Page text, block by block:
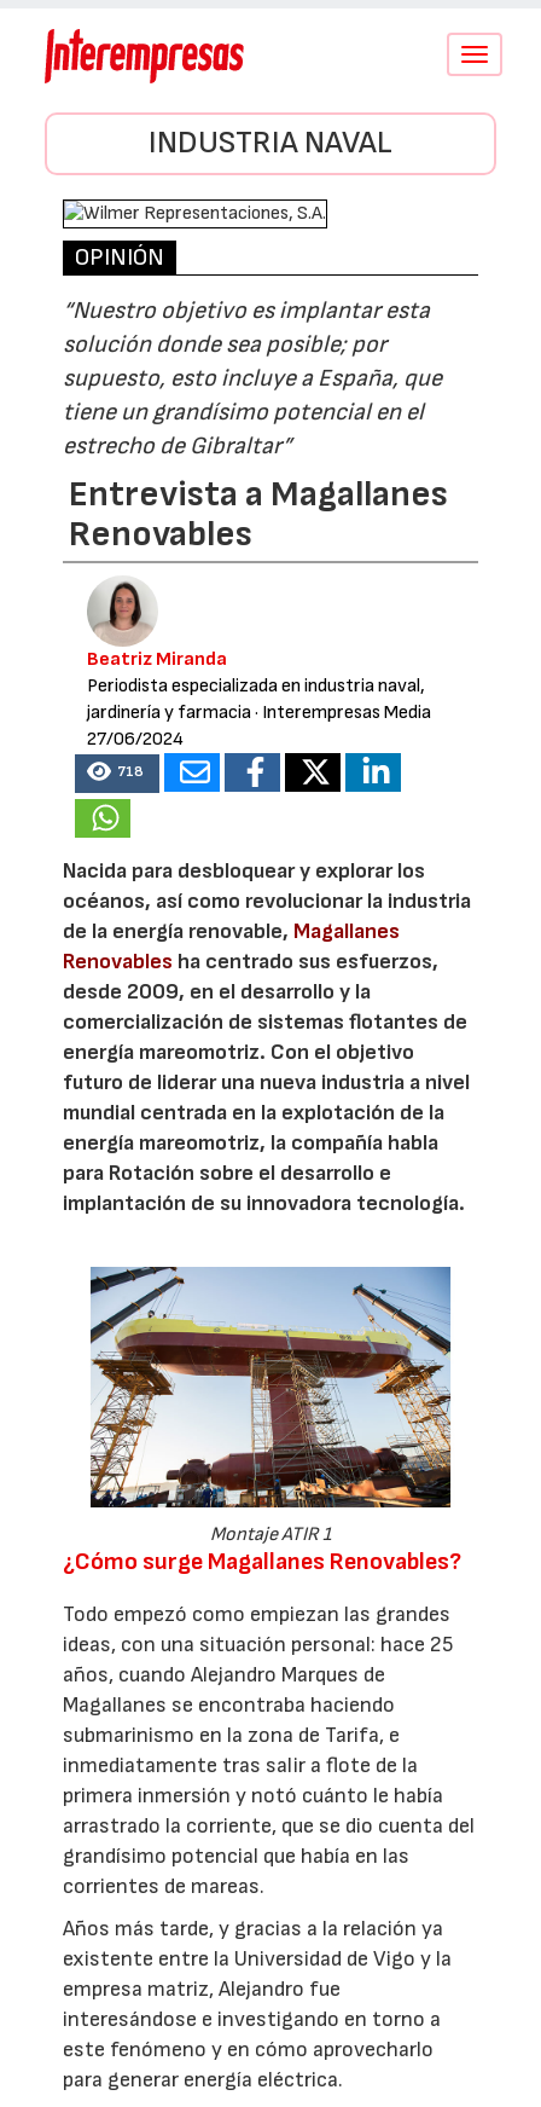
Conmutar
INDUSTRIA NAVAL
OPINIÓN
“Nuestro objetivo es implantar esta
solución donde sea posible; por
supuesto, esto incluye a España, que
tiene un grandísimo potencial en el
estrecho de Gibraltar”
Entrevista a Magallanes
Renovables
Beatriz Miranda
Periodista especializada en industria naval,
jardinería y farmacia· Interempresas Media
27/06/2024
718
Nacida para desbloquear y explorar los
océanos, así como revolucionar la industria
de la energía renovable, Magallanes
Renovables ha centrado sus esfuerzos,
desde 2009, en el desarrollo y la
comercialización de sistemas flotantes de
energía mareomotriz. Con el objetivo
futuro de liderar una nueva industria a nivel
mundial centrada en la explotación de la
energía mareomotriz, la compañía habla
para Rotación sobre el desarrollo e
implantación de su innovadora tecnología.
Montaje ATIR 1
¿Cómo surge Magallanes Renovables?
Todo empezó como empiezan las grandes
ideas, con una situación personal: hace 25
años, cuando Alejandro Marques de
Magallanes se encontraba haciendo
submarinismo en la zona de Tarifa, e
inmediatamente tras salir a flote de la
primera inmersión y notó cuánto le había
arrastrado la corriente, que se dio cuenta del
grandísimo potencial que había en las
corrientes de mareas.
Años más tarde, y gracias a la relación ya
existente entre la Universidad de Vigo y la
empresa matriz, Alejandro fue
interesándose e investigando en torno a
este fenómeno y en cómo aprovecharlo
para generar energía eléctrica.